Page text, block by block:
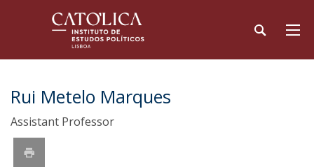
Rui Metelo Marques
Assistant Professor